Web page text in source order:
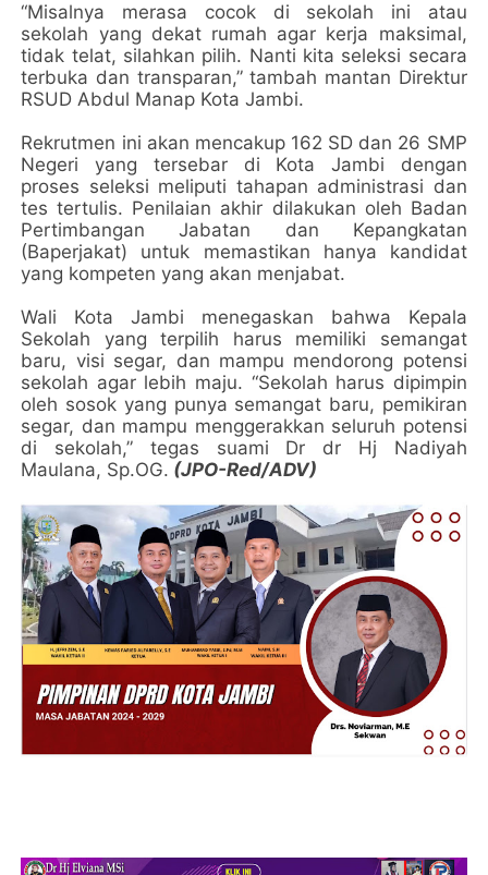
“Misalnya merasa cocok di sekolah ini atau
sekolah yang dekat rumah agar kerja maksimal,
tidak telat, silahkan pilih. Nanti kita seleksi secara
terbuka dan transparan,” tambah mantan Direktur
RSUD Abdul Manap Kota Jambi.
Rekrutmen ini akan mencakup 162 SD dan 26 SMP
Negeri yang tersebar di Kota Jambi dengan
proses seleksi meliputi tahapan administrasi dan
tes tertulis. Penilaian akhir dilakukan oleh Badan
Pertimbangan Jabatan dan Kepangkatan
(Baperjakat) untuk memastikan hanya kandidat
yang kompeten yang akan menjabat.
Wali Kota Jambi menegaskan bahwa Kepala
Sekolah yang terpilih harus memiliki semangat
baru, visi segar, dan mampu mendorong potensi
sekolah agar lebih maju. “Sekolah harus dipimpin
oleh sosok yang punya semangat baru, pemikiran
segar, dan mampu menggerakkan seluruh potensi
di sekolah,” tegas suami Dr dr Hj Nadiyah
Maulana, Sp.OG. (JPO-Red/ADV)